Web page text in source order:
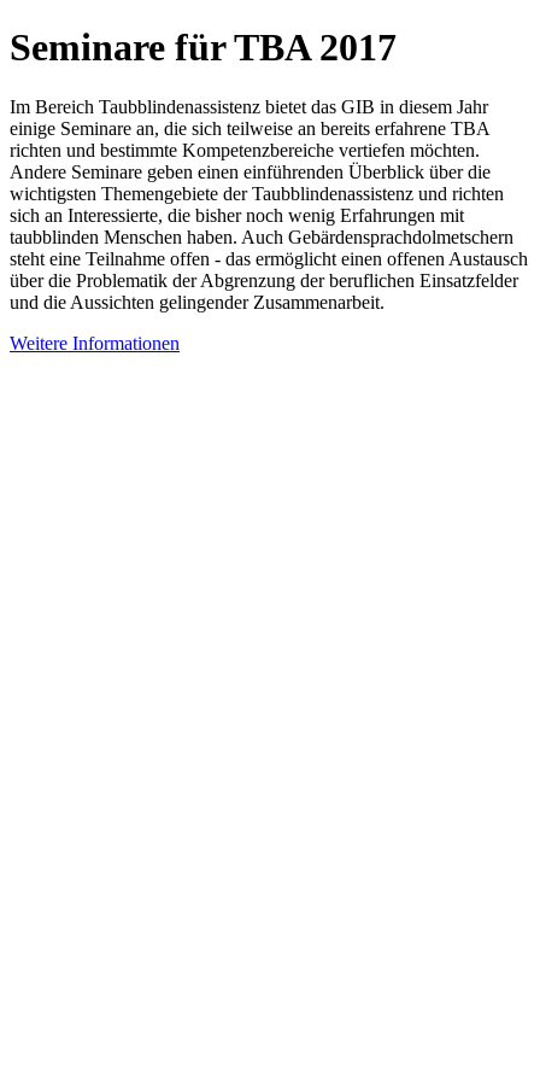
Seminare für TBA 2017
Im Bereich Taubblindenassistenz bietet das GIB in diesem Jahr
einige Seminare an, die sich teilweise an bereits erfahrene TBA
richten und bestimmte Kompetenzbereiche vertiefen möchten.
Andere Seminare geben einen einführenden Überblick über die
wichtigsten Themengebiete der Taubblindenassistenz und richten
sich an Interessierte, die bisher noch wenig Erfahrungen mit
taubblinden Menschen haben. Auch Gebärdensprachdolmetschern
steht eine Teilnahme offen - das ermöglicht einen offenen Austausch
über die Problematik der Abgrenzung der beruflichen Einsatzfelder
und die Aussichten gelingender Zusammenarbeit.
Weitere Informationen